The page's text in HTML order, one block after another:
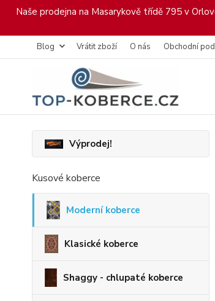
Naše prodejna na Masarykově třídě 795 v
Blog Vrátit zboží O nás Obchodní
Výprodej!
Kusové koberce
Moderní koberce
Klasické koberce
Shaggy - chlupaté koberce